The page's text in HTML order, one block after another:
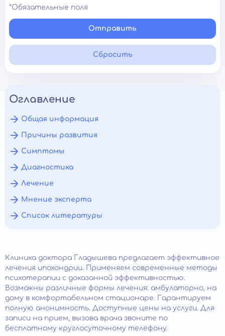
*Обязательные поля
Отправить
Сбросить
Оглавление
Общая информация
Причины развития
Симптомы
Диагностика
Лечение
Мнение эксперта
Список литературы
Клиника доктора Гладышева предлагает эффективное
лечения ипохондрии. Применяем современные методы
психотерапии с доказанной эффективностью.
Возможны различные формы лечения: амбулаторно, на
дому в комфортабельном стационаре. Гарантируем
полную анонимность. Доступные цены на услуги. Для
записи на прием, вызова врача звоните по
бесплатному круглосуточному телефону.